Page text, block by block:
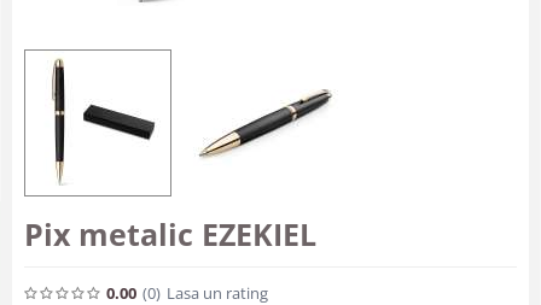
Pix metalic EZEKIEL
0.00 (0) Lasa un rating